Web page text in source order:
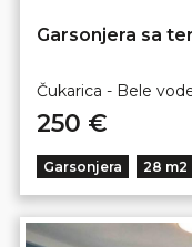
Garsonjera sa
Čukarica - Bele
250 €
Garsonjera 28 m2